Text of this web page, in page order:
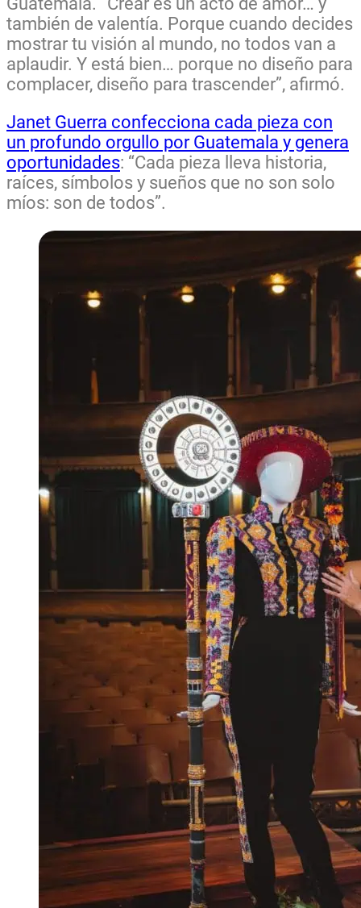
también de valentía. Porque cuando decides
mostrar tu visión al mundo, no todos van a
aplaudir. Y está bien… porque no diseño para
complacer, diseño para trascender”, afirmó.
Janet Guerra confecciona cada pieza con
un profundo orgullo por Guatemala y genera
oportunidades: “Cada pieza lleva historia,
raíces, símbolos y sueños que no son solo
míos: son de todos”.